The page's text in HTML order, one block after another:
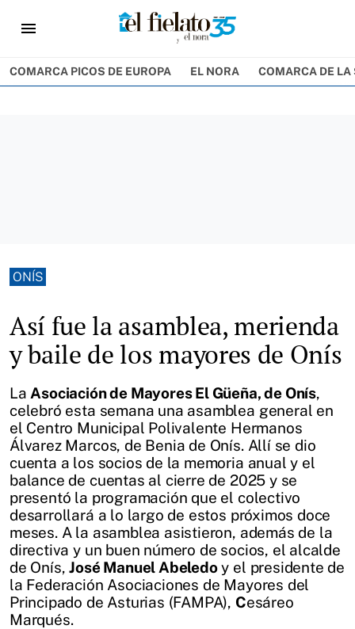
menu
COMARCA PICOS DE EUROPA EL NORA COMARCA DE LA
ONÍS
Así fue la asamblea, merienda
y baile de los mayores de Onís
La Asociación de Mayores El Güeña, de Onís,
celebró esta semana una asamblea general en
el Centro Municipal Polivalente Hermanos
Álvarez Marcos, de Benia de Onís. Allí se dio
cuenta a los socios de la memoria anual y el
balance de cuentas al cierre de 2025 y se
presentó la programación que el colectivo
desarrollará a lo largo de estos próximos doce
meses. A la asamblea asistieron, además de la
directiva y un buen número de socios, el alcalde
de Onís,José Manuel Abeledoy el presidente de
la Federación Asociaciones de Mayores del
Principado de Asturias (FAMPA), Cesáreo
Marqués.